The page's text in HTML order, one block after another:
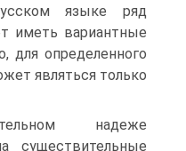
языке ряд
иметь вариантные
для определенного
являться только
надеже
существительные